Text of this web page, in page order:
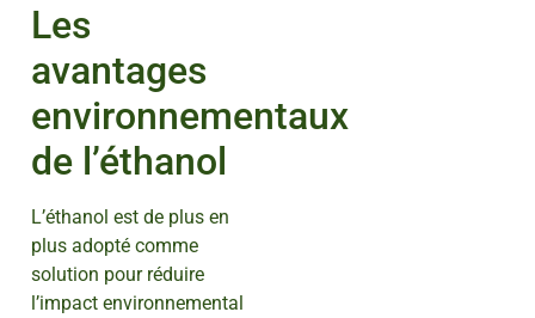
Les
avantages
environnementaux
de l’éthanol
L’éthanol est de plus en
plus adopté comme
solution pour réduire
l’impact environnemental